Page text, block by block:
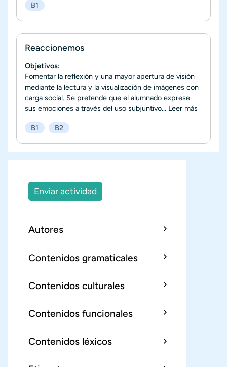
B1
Reaccionemos
Objetivos:
Fomentar la reflexión y una mayor apertura de visión
mediante la lectura y la visualización de imágenes con
carga social. Se pretende que el alumnado exprese
sus emociones a través del uso subjuntivo... Leer más
B1 B2
Enviar actividad
Autores
Contenidos gramaticales
Contenidos culturales
Contenidos funcionales
Contenidos léxicos